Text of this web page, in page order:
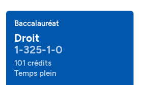
Baccalauréat
Droit
1-325-1-0
101 crédits
Temps plein